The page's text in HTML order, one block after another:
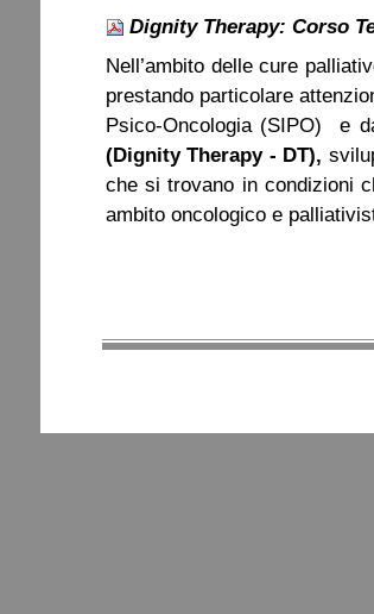
Dignity Therapy: Corso
Nell’ambito delle cure
prestando particolare
Psico-Oncologia (SIPO) e
(Dignity Therapy - DT),
che si trovano in condizioni
ambito oncologico e